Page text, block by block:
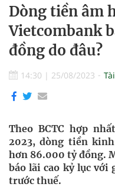
Dòng tiền âm
Vietcombank
đồng do đâu?
14:30 | 25/08/2023
Theo BCTC hợp
2023, dòng tiền
hơn 86.000 tỷ đồng.
báo lãi cao kỷ lục với
trước thuế.